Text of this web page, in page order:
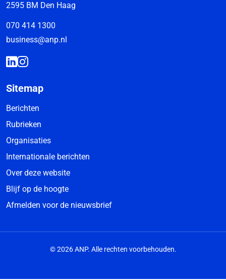
2595 BM Den Haag
070 414 1300
business@anp.nl
Sitemap
Berichten
Rubrieken
Organisaties
Internationale berichten
Over deze website
Blijf op de hoogte
Afmelden voor de nieuwsbrief
© 2026 ANP. Alle rechten voorbehouden.